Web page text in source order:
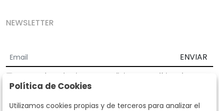
NEWSLETTER
ENVIAR
Acepto los Términos y Condiciones
Política de
privacidad
Según la LOPD y disposiciones de desarrollo, informamos que sus
Política de Cookies
Utilizamos cookies propias y de terceros para analizar el